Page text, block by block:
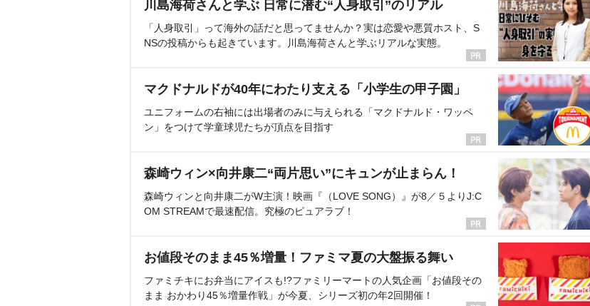
川島海荷さんと学ぶ 日常に潜む“人身取引”のリアル
「人身取引」って海外の話だと思ってませんか？実は恋愛や悪質ホスト、S
NSの投稿からも起きています。川島海荷さんと学ぶリアルな実態。
マクドナルドが40年にわたり支える「小学生の甲子園」
ユニフォームの右袖には出場者のみに与えられる「マクドナルド・ワッペ
ン」をつけて学童球児たちが頂点を目指す
森崎ウィン×向井康二“両片思い”にキュンが止まらん！
森崎ウィンと向井康二がW主演！映画『（LOVE SONG）』が8／５よりJ:C
OM STREAMで最速配信。究極のピュアラブ！
お値段そのまま45％増量！ファミマ夏の大盤振る舞い
ファミチキにお弁当にアイスも!?ファミリーマートの人気企画「お値段その
まま おかわり45％増量作戦」が今夏、シリーズ初の年2回開催！